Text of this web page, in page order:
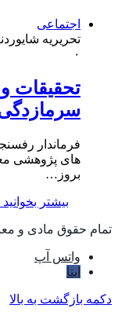
اجتماعی
تحریریه
۰
تحقیقات
فرماندار
های پژوهشی
بروز…
بیشتر بخوانید
تمام حقوق مادی و
واتس آپ
ایتا
دکمه بازگشت به بالا